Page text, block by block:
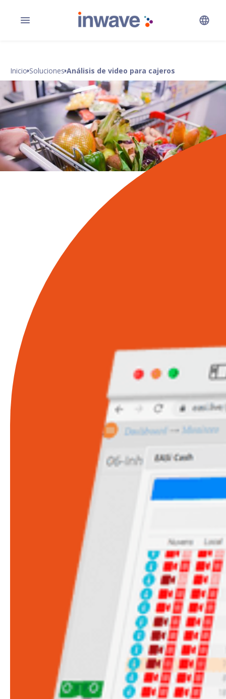
Inicio Soluciones Análisis de video para cajeros